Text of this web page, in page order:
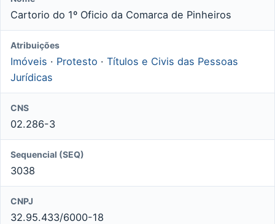
Cartorio do 1º Oficio da Comarca de Pinheiros
Atribuições
Imóveis · Protesto · Títulos e Civis das Pessoas
Jurídicas
CNS
02.286-3
Sequencial (SEQ)
3038
CNPJ
32.95.433/6000-18